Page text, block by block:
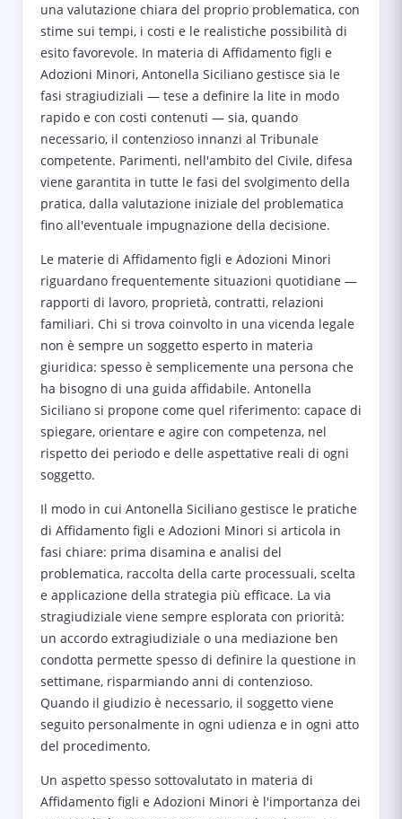
una valutazione chiara del proprio problematica, con
stime sui tempi, i costi e le realistiche possibilità di
esito favorevole. In materia di Affidamento figli e
Adozioni Minori, Antonella Siciliano gestisce sia le
fasi stragiudiziali — tese a definire la lite in modo
rapido e con costi contenuti — sia, quando
necessario, il contenzioso innanzi al Tribunale
competente. Parimenti, nell'ambito del Civile, difesa
viene garantita in tutte le fasi del svolgimento della
pratica, dalla valutazione iniziale del problematica
fino all'eventuale impugnazione della decisione.
Le materie di Affidamento figli e Adozioni Minori
riguardano frequentemente situazioni quotidiane —
rapporti di lavoro, proprietà, contratti, relazioni
familiari. Chi si trova coinvolto in una vicenda legale
non è sempre un soggetto esperto in materia
giuridica: spesso è semplicemente una persona che
ha bisogno di una guida affidabile. Antonella
Siciliano si propone come quel riferimento: capace di
spiegare, orientare e agire con competenza, nel
rispetto dei periodo e delle aspettative reali di ogni
soggetto.
Il modo in cui Antonella Siciliano gestisce le pratiche
di Affidamento figli e Adozioni Minori si articola in
fasi chiare: prima disamina e analisi del
problematica, raccolta della carte processuali, scelta
e applicazione della strategia più efficace. La via
stragiudiziale viene sempre esplorata con priorità:
un accordo extragiudiziale o una mediazione ben
condotta permette spesso di definire la questione in
settimane, risparmiando anni di contenzioso.
Quando il giudizio è necessario, il soggetto viene
seguito personalmente in ogni udienza e in ogni atto
del procedimento.
Un aspetto spesso sottovalutato in materia di
Affidamento figli e Adozioni Minori è l'importanza dei